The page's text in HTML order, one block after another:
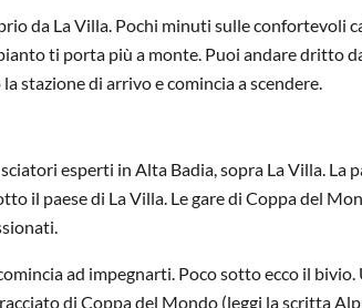
da La Villa. Pochi minuti sulle confortevoli
ti porta più a monte. Puoi andare dritto
stazione di arrivo e comincia a scendere.
esperti in Alta Badia, sopra La Villa. La
il paese di La Villa. Le gare di Coppa del
ad impegnarti. Poco sotto ecco il
di Coppa del Mondo (leggi la scritta